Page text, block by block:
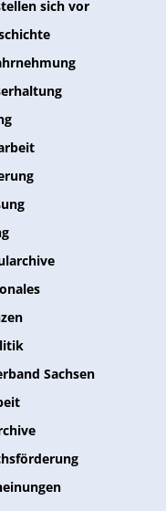
sich vor
Sachsen